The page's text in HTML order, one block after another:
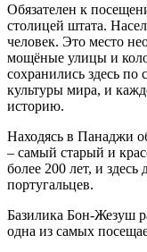
Обязателен к
столицей штата.
человек. Это место
мощёные улицы и
сохранились здесь по
культуры мира, и
историю.
Находясь в Панаджи
– самый старый и
более 200 лет, и
португальцев.
Базилика Бон-Жезуш
одна из самых